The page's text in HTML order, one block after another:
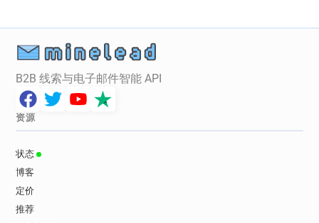
B2B 线索与电子邮件智能 API
资源
状态
博客
定价
推荐